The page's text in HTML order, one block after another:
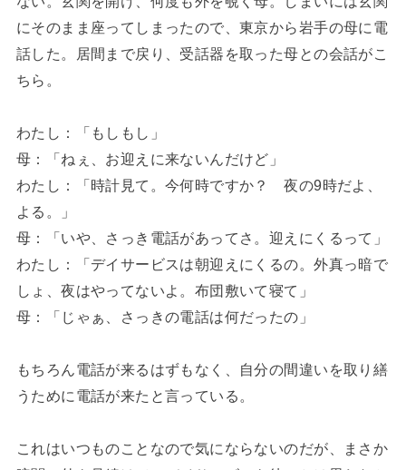
にそのまま座ってしまったので、東京から岩手の母に電
話した。居間まで戻り、受話器を取った母との会話がこ
ちら。
わたし：「もしもし」
母：「ねぇ、お迎えに来ないんだけど」
わたし：「時計見て。今何時ですか？ 夜の9時だよ、
よる。」
母：「いや、さっき電話があってさ。迎えにくるって」
わたし：「デイサービスは朝迎えにくるの。外真っ暗で
しょ、夜はやってないよ。布団敷いて寝て」
母：「じゃぁ、さっきの電話は何だったの」
もちろん電話が来るはずもなく、自分の間違いを取り繕
うために電話が来たと言っている。
これはいつものことなので気にならないのだが、まさか